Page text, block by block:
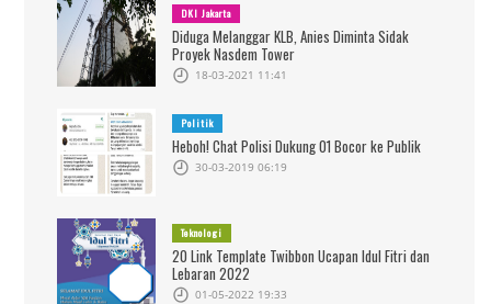
DKI Jakarta
Diduga Melanggar KLB, Anies Diminta Sidak
Proyek Nasdem Tower
18-03-2021 11:41
Politik
Heboh! Chat Polisi Dukung 01 Bocor ke Publik
30-03-2019 06:19
Teknologi
20 Link Template Twibbon Ucapan Idul Fitri dan
Lebaran 2022
01-05-2022 19:33